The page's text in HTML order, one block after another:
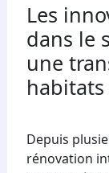
Les
dans le
une
habitats
Depuis
rénovation